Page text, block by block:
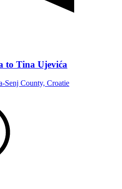
to Tina Ujevića
Senj County, Croatie